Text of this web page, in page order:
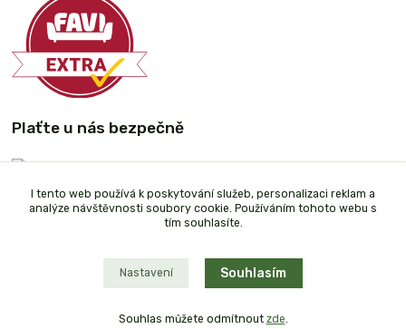
Plaťte u nás bezpečně
I tento web používá k poskytování služeb, personalizaci reklam a
analýze návštěvnosti soubory cookie. Používáním tohoto webu s
tím souhlasíte.
Nastavení Souhlasím
Souhlas můžete odmítnout zde